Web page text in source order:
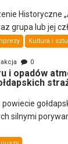
Historyczne
grupa lub jej
Kultura i
0
i opadów
silnymi